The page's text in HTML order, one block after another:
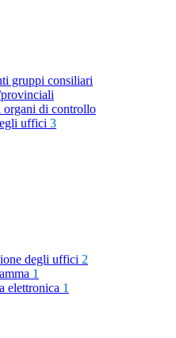
gruppi consiliari
organi di controllo
uffici 3
degli uffici 2
1
elettronica 1